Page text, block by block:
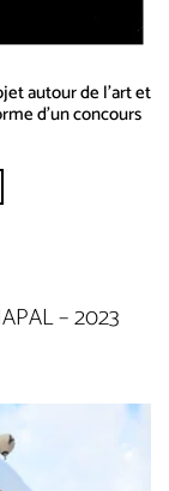
autour de l’art et
d’un concours
– 2023